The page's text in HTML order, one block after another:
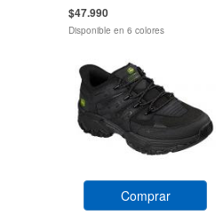
$47.990
Disponible en 6 colores
Comprar